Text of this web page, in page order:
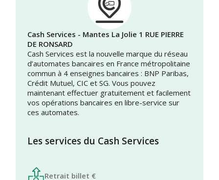
Cash Services - Mantes La Jolie 1 RUE PIERRE
DE RONSARD
Cash Services est la nouvelle marque du réseau
d’automates bancaires en France métropolitaine
commun à 4 enseignes bancaires : BNP Paribas,
Crédit Mutuel, CIC et SG. Vous pouvez
maintenant effectuer gratuitement et facilement
vos opérations bancaires en libre-service sur
ces automates.
Les services du Cash Services
Retrait billet €